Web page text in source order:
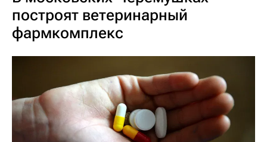
построят ветеринарный
фармкомплекс